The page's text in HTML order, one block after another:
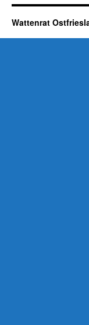
Wattenrat